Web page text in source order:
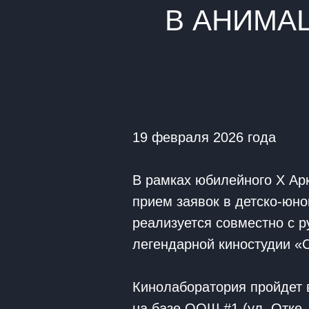
В
19 февраля 2026 года
В рамках юбилейного X
прием заявок в детско-
реализуется совместно с
легендарной киностудии
Кинолаборатория